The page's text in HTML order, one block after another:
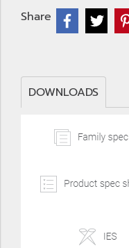
Share
DOWNLOADS